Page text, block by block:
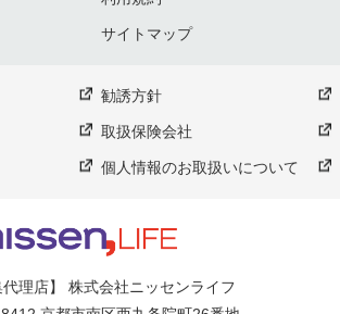
サイトマップ
勧誘方針
取扱保険会社
個人情報のお取扱いについて
代理店】 株式会社ニッセンライフ